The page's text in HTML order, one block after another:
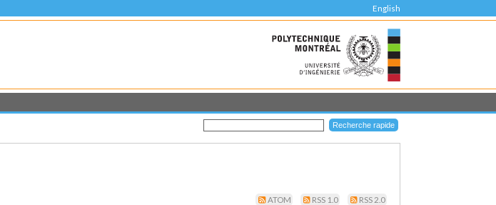
English
ATOM RSS 1.0 RSS 2.0